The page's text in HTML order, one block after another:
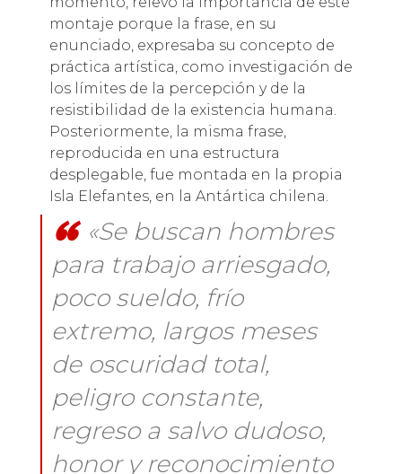
montaje porque la frase, en su
enunciado, expresaba su concepto de
práctica artística, como investigación de
los límites de la percepción y de la
resistibilidad de la existencia humana.
Posteriormente, la misma frase,
reproducida en una estructura
desplegable, fue montada en la propia
Isla Elefantes, en la Antártica chilena.
«Se buscan hombres
para trabajo arriesgado,
poco sueldo, frío
extremo, largos meses
de oscuridad total,
peligro constante,
regreso a salvo dudoso,
honor y reconocimiento